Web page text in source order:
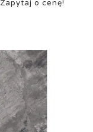
Zapytaj o cenę!